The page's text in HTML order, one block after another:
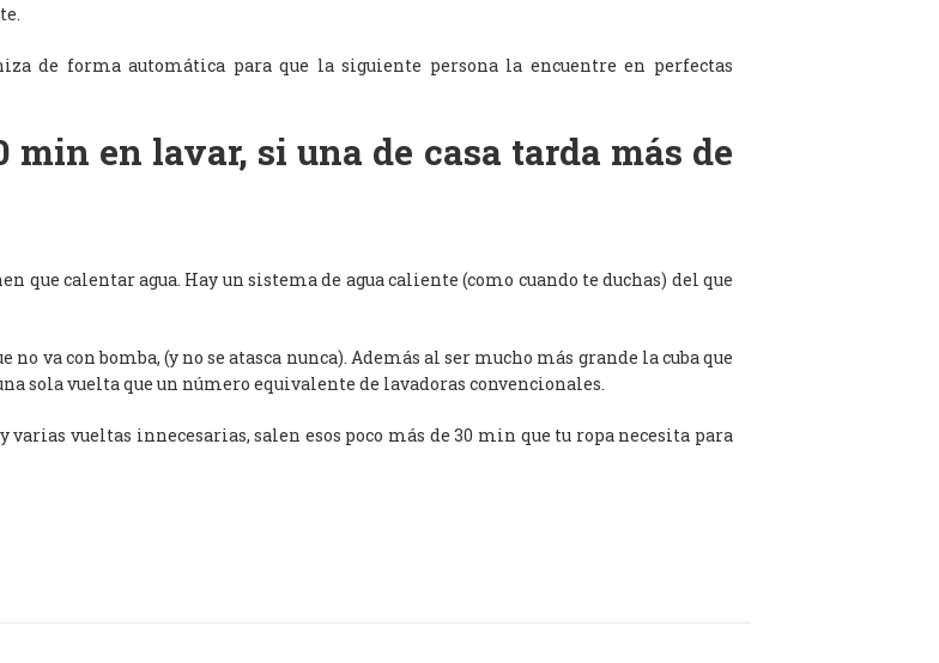
de forma automática para que la siguiente persona la encuentre en perfectas
min en lavar, si una de casa tarda más de
que calentar agua. Hay un sistema de agua caliente (como cuando te duchas) del que
va con bomba, (y no se atasca nunca). Además al ser mucho más grande la cuba que
sola vuelta que un número equivalente de lavadoras convencionales.
vueltas innecesarias, salen esos poco más de 30 min que tu ropa necesita para